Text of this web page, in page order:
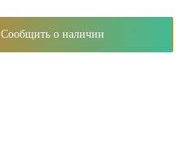
Сообщить о наличии